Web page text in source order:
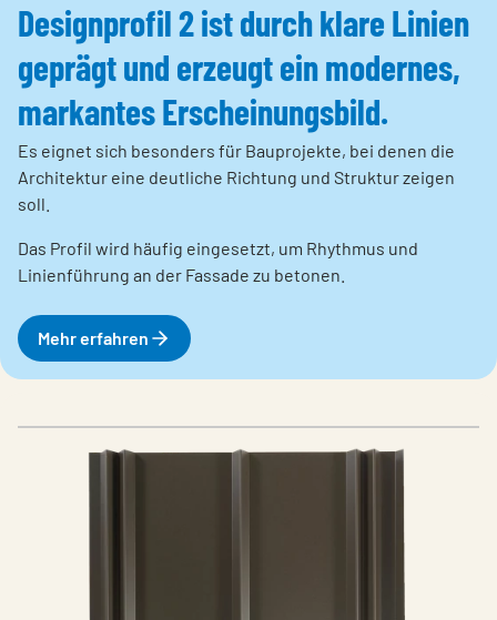
Designprofil 2 ist durch klare Linien
geprägt und erzeugt ein modernes,
markantes Erscheinungsbild.
Es eignet sich besonders für Bauprojekte, bei denen die
Architektur eine deutliche Richtung und Struktur zeigen
soll.
Das Profil wird häufig eingesetzt, um Rhythmus und
Linienführung an der Fassade zu betonen.
Mehr erfahren